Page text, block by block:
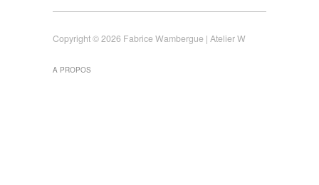
Copyright © 2026 Fabrice Wambergue | Atelier W
A PROPOS